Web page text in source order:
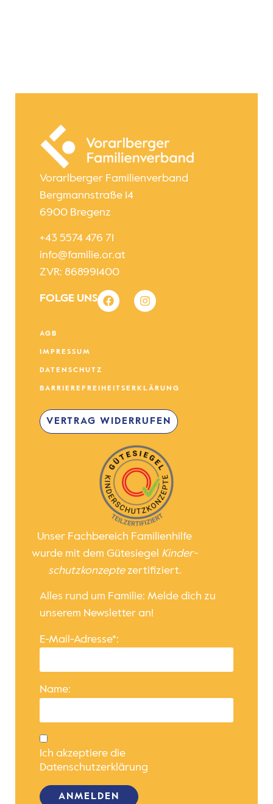
Vorarlberger Familienverband
Bergmannstraße 14
6900 Bregenz
+43 5574 476 71
info@familie.or.at
ZVR: 868991400
FOLGE UNS
AGB
IMPRESSUM
DATENSCHUTZ
BARRIEREFREIHEITSERKLÄRUNG
VERTRAG WIDERRUFEN
Unser Fachbereich Familienhilfe
wurde mit dem Gütesiegel Kinder­
schutz­konzeptezertifiziert.
Alles rund um Familie: Melde dich zu
unserem Newsletter an!
E-Mail-Adresse*:
Name:
Ich akzeptiere die
Datenschutzerklärung